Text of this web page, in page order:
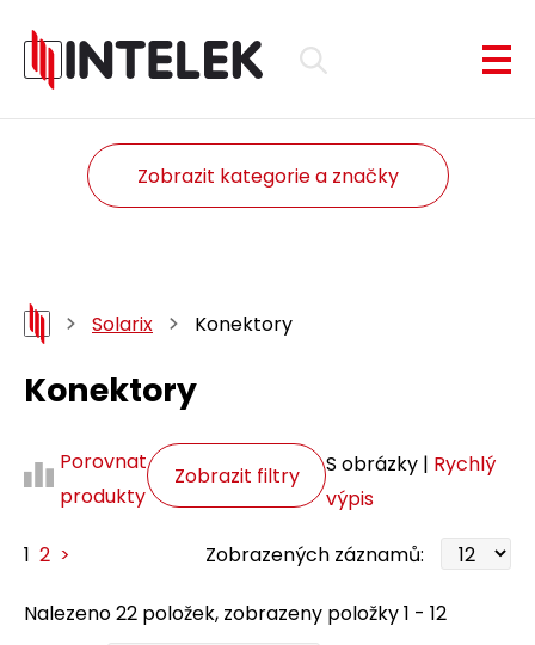
Zobrazit kategorie a značky
Solarix Konektory
Konektory
Porovnat
produkty
Zobrazit filtry S obrázky | Rychlý
výpis
1 2 > Zobrazených záznamů:
Nalezeno 22 položek, zobrazeny položky 1 - 12